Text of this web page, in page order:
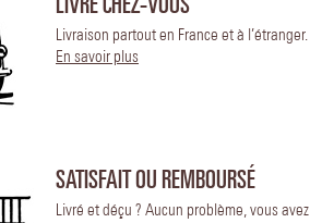
Livraison partout en France et à l’étranger.
En savoir plus
SATISFAIT OU REMBOURSÉ
Livré et déçu ? Aucun problème, vous avez